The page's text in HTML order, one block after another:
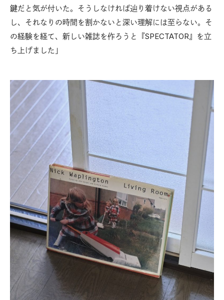
鍵だと気が付いた。そうしなければ辿り着けない視点がある
し、それなりの時間を割かないと深い理解には至らない。そ
の経験を経て、新しい雑誌を作ろうと『SPECTATOR』を立
ち上げました」